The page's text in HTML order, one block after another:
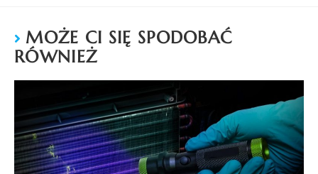
MOŻE CI SIĘ SPODOBAĆ
RÓWNIEŻ